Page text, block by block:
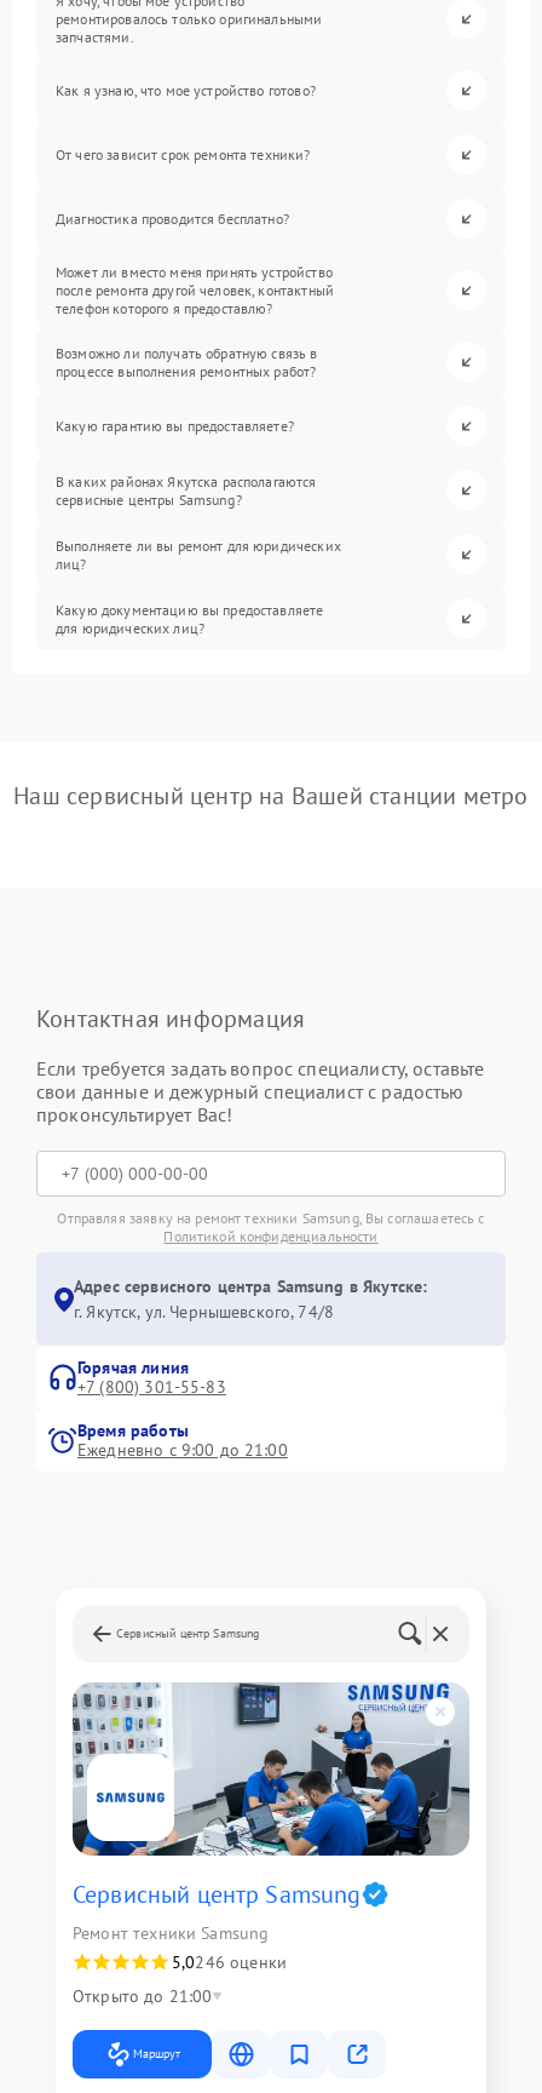
ремонтировалось только оригинальными
запчастями.
Как я узнаю, что мое устройство готово?
От чего зависит срок ремонта техники?
Диагностика проводится бесплатно?
Может ли вместо меня принять устройство
после ремонта другой человек, контактный
телефон которого я предоставлю?
Возможно ли получать обратную связь в
процессе выполнения ремонтных работ?
Какую гарантию вы предоставляете?
В каких районах Якутска располагаются
сервисные центры Samsung?
Выполняете ли вы ремонт для юридических
лиц?
Какую документацию вы предоставляете
для юридических лиц?
Наш сервисный центр на Вашей станции метро
Контактная информация
Если требуется задать вопрос специалисту, оставьте
свои данные и дежурный специалист с радостью
проконсультирует Вас!
Отправляя заявку на ремонт техники Samsung, Вы соглашаетесь с
Политикой конфиденциальности
Адрес сервисного центра Samsung в Якутске:
г. Якутск, ул. Чернышевского, 74/8
Горячая линия
+7 (800) 301-55-83
Время работы
Ежедневно с 9:00 до 21:00
Сервисный центр Samsung
Сервисный центр Samsung
Ремонт техники Samsung
5,0246 оценки
Открыто до 21:00
Маршрут